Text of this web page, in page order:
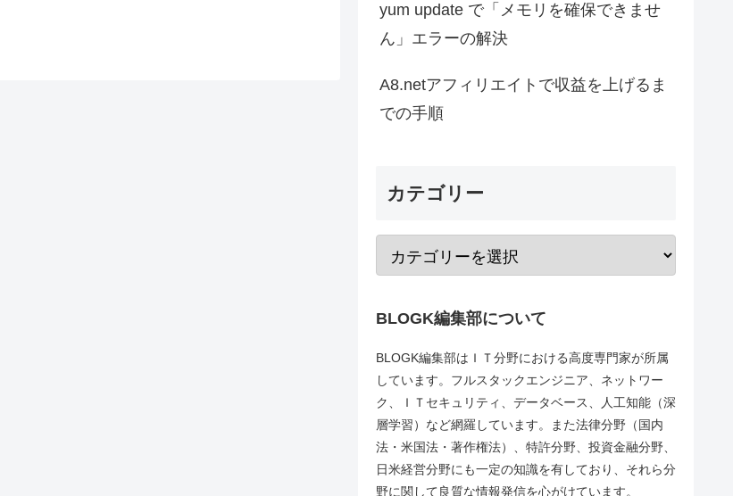
yum update で「メモリを確保できませ
ん」エラーの解決
A8.netアフィリエイトで収益を上げるま
での手順
カテゴリー
BLOGK編集部について
BLOGK編集部はＩＴ分野における高度専門家が所属
しています。フルスタックエンジニア、ネットワー
ク、ＩＴセキュリティ、データベース、人工知能（深
層学習）など網羅しています。また法律分野（国内
法・米国法・著作権法）、特許分野、投資金融分野、
日米経営分野にも一定の知識を有しており、それら分
野に関して良質な情報発信を心がけています。